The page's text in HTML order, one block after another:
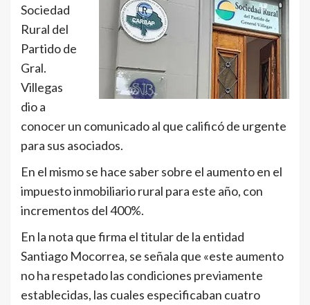
Sociedad
Rural del
Partido de
Gral.
Villegas
dio a
conocer un comunicado al que calificó de urgente
para sus asociados.
En el mismo se hace saber sobre el aumento en el
impuesto inmobiliario rural para este año, con
incrementos del 400%.
En la nota que firma el titular de la entidad
Santiago Mocorrea, se señala que «este aumento
no ha respetado las condiciones previamente
establecidas, las cuales especificaban cuatro